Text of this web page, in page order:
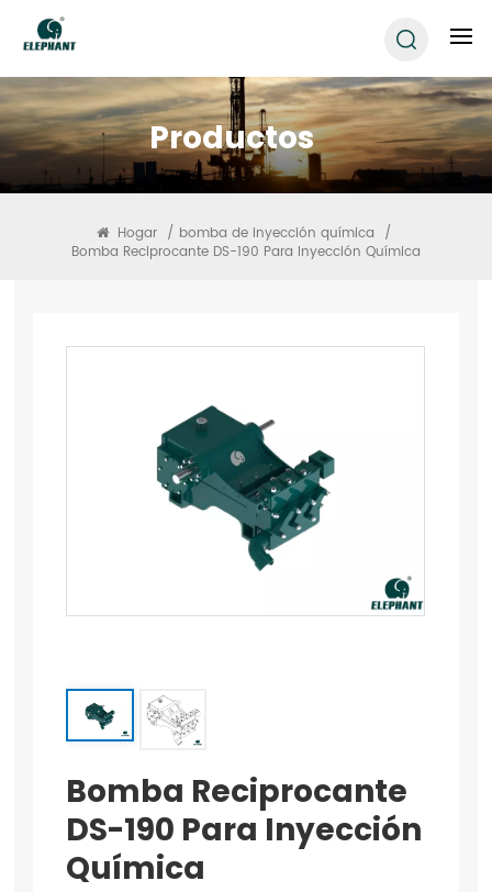
Productos
Hogar / bomba de inyección química /
Bomba Reciprocante DS-190 Para Inyección Química
Bomba Reciprocante
DS-190 Para Inyección
Química